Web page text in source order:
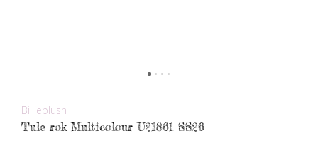
Billieblush
Tule rok Multicolour U21861 SS26